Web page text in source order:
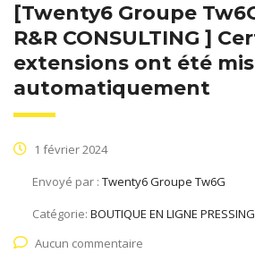
[Twenty6 Groupe
R&R CONSULTING ]
extensions ont été
automatiquement
1 février 2024
Envoyé par : Twenty6 Groupe Tw6G
Catégorie: BOUTIQUE EN LIGNE PRESSING
Aucun commentaire